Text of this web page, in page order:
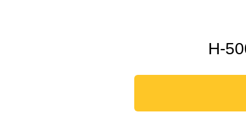
H-